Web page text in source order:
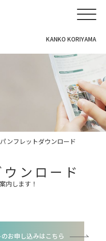
KANKO KORIYAMA
パンフレットダウンロード
ンロード
内します！
お申し込みはこちら